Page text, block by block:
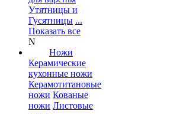
Утятницы и
Гусятницы ...
Показать все
N
Ножи
Керамические
кухонные ножи
Керамотитановые
ножи Кованые
ножи Листовые